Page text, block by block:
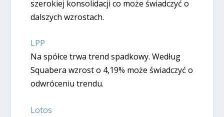
szerokiej konsolidacji co może świadczyć o
dalszych wzrostach.
LPP
Na spółce trwa trend spadkowy. Według
Squabera wzrost o 4,19% może świadczyć o
odwróceniu trendu.
Lotos